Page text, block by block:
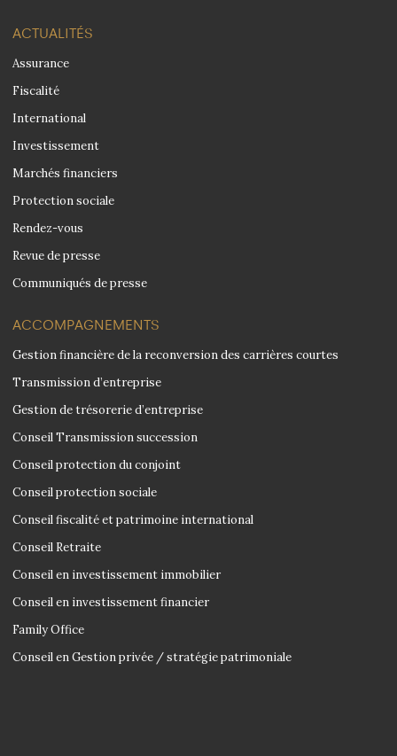
ACTUALITÉS
Assurance
Fiscalité
International
Investissement
Marchés financiers
Protection sociale
Rendez-vous
Revue de presse
Communiqués de presse
ACCOMPAGNEMENTS
Gestion financière de la reconversion des carrières courtes
Transmission d’entreprise
Gestion de trésorerie d’entreprise
Conseil Transmission succession
Conseil protection du conjoint
Conseil protection sociale
Conseil fiscalité et patrimoine international
Conseil Retraite
Conseil en investissement immobilier
Conseil en investissement financier
Family Office
Conseil en Gestion privée / stratégie patrimoniale